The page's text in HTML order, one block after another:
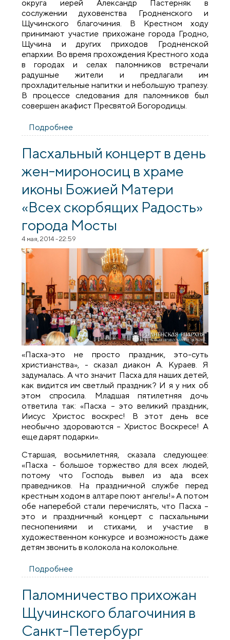
округа иерей Александр Пастерняк в
сослужении духовенства Гродненского и
Щучинского благочиния. В Крестном ходу
принимают участие прихожане города Гродно,
Щучина и других приходов Гродненской
епархии. Во время прохождения Крестного хода
в городах и селах паломников встречали
радушные жители и предлагали им
прохладительные напитки и небольшую трапезу.
В процессе следования для паломников был
совершен акафист Пресвятой Богородицы.
Подробнее
иконе Божией Матери
Пасхальный концерт в день
жен-мироносиц в храме
иконы Божией Матери
«Всех скорбящих Радость»
города Мосты
4 мая, 2014 - 22:59
«Пасха-это не просто праздник, это-суть
христианства», - сказал диакон А. Кураев. Я
задумалась. А что значит Пасха для наших детей,
как видится им светлый праздник? И я у них об
этом спросила. Младшая пятилетняя дочь
ответила так: «Пасха – это великий праздник,
Иисус Христос воскрес! В этот день все
необычно здороваются – Христос Воскресе! А
еще дарят подарки».
Старшая, восьмилетняя, сказала следующее:
«Пасха - большое торжество для всех людей,
потому что Господь вывел из ада всех
праведников. На праздничной службе перед
крестным ходом в алтаре поют ангелы!» А потом
обе наперебой стали перечислять, что Пасха –
это и праздничный концерт с пасхальными
песнопениями и стихами, и участие в
художественном конкурсе и возможность даже
детям звонить в колокола на колокольне.
Подробнее
мироносиц в храме иконы Божией
города Мосты
Паломничество прихожан
Щучинского благочиния в
Санкт-Петербург